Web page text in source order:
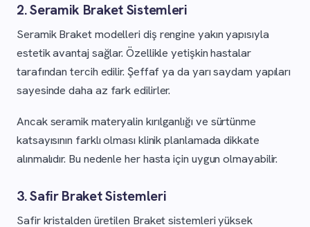
2. Seramik Braket Sistemleri
Seramik Braket modelleri diş rengine yakın yapısıyla
estetik avantaj sağlar. Özellikle yetişkin hastalar
tarafından tercih edilir. Şeffaf ya da yarı saydam yapıları
sayesinde daha az fark edilirler.
Ancak seramik materyalin kırılganlığı ve sürtünme
katsayısının farklı olması klinik planlamada dikkate
alınmalıdır. Bu nedenle her hasta için uygun olmayabilir.
3. Safir Braket Sistemleri
Safir kristalden üretilen Braket sistemleri yüksek